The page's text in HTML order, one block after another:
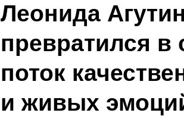
Леонида
превратился
поток
и живых